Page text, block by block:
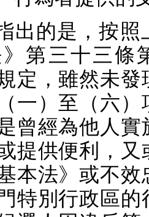
出的是，按照
第三十三條
定，雖然未
一）至（六）
曾經為他人實
提供便利，又
本法》或不效
特別行政區的